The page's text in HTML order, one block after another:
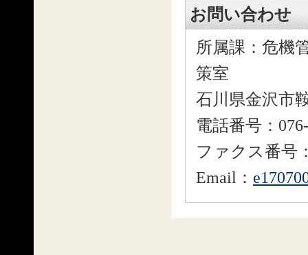
お問い合わせ
所属課：危機
策室
石川県金沢市
電話番号：
ファクス番号
Email：